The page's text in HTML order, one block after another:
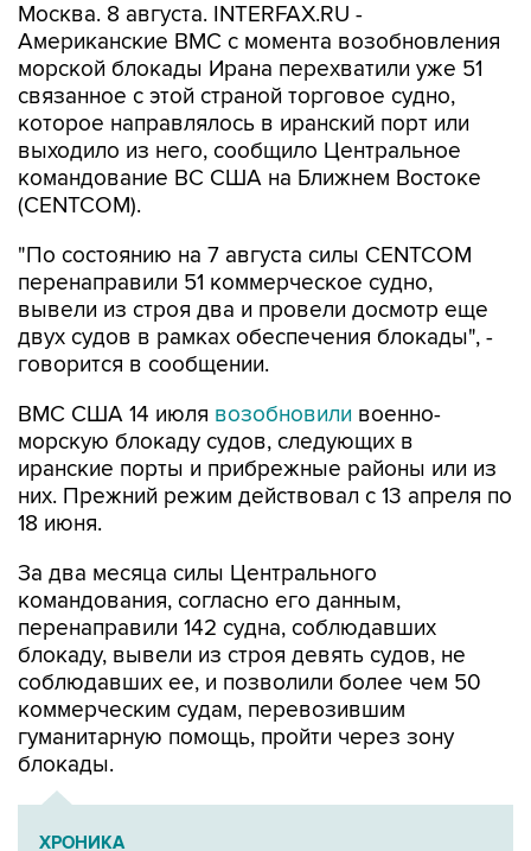
Москва. 8 августа. INTERFAX.RU -
Американские ВМС с момента возобновления
морской блокады Ирана перехватили уже 51
связанное с этой страной торговое судно,
которое направлялось в иранский порт или
выходило из него, сообщило Центральное
командование ВС США на Ближнем Востоке
(CENTCOM).
"По состоянию на 7 августа силы CENTCOM
перенаправили 51 коммерческое судно,
вывели из строя два и провели досмотр еще
двух судов в рамках обеспечения блокады", -
говорится в сообщении.
ВМС США 14 июля возобновили военно-
морскую блокаду судов, следующих в
иранские порты и прибрежные районы или из
них. Прежний режим действовал с 13 апреля по
18 июня.
За два месяца силы Центрального
командования, согласно его данным,
перенаправили 142 судна, соблюдавших
блокаду, вывели из строя девять судов, не
соблюдавших ее, и позволили более чем 50
коммерческим судам, перевозившим
гуманитарную помощь, пройти через зону
блокады.
ХРОНИКА